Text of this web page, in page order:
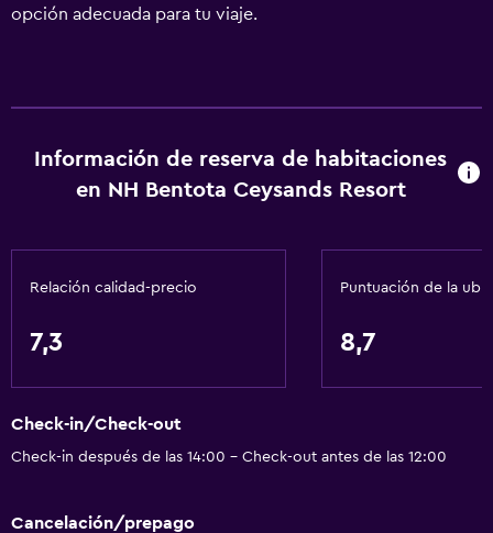
opción adecuada para tu viaje.
Información de reserva de habitaciones
en NH Bentota Ceysands Resort
Relación calidad-precio
7,3
Puntuación de la
8,7
Check-in/Check-out
Check-in después de las 14:00 - Check-out antes de las 12:00
Cancelación/prepago